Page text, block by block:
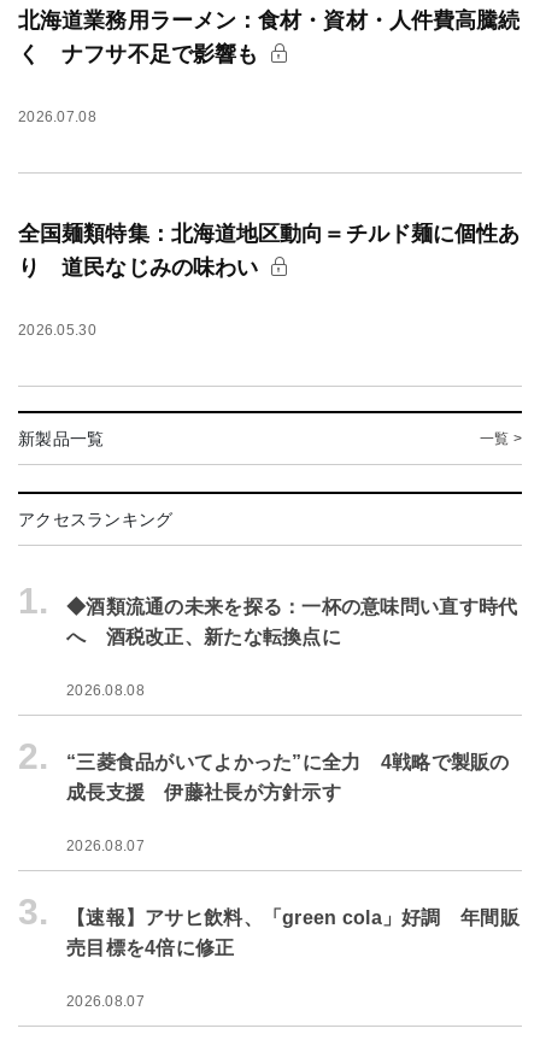
北海道業務用ラーメン：食材・資材・人件費高騰続
く ナフサ不足で影響も
2026.07.08
全国麺類特集：北海道地区動向＝チルド麺に個性あ
り 道民なじみの味わい
2026.05.30
新製品一覧 一覧 >
アクセスランキング
1.
◆酒類流通の未来を探る：一杯の意味問い直す時代
へ 酒税改正、新たな転換点に
2026.08.08
2.
“三菱食品がいてよかった”に全力 4戦略で製販の
成長支援 伊藤社長が方針示す
2026.08.07
3.
【速報】アサヒ飲料、「green cola」好調 年間販
売目標を4倍に修正
2026.08.07